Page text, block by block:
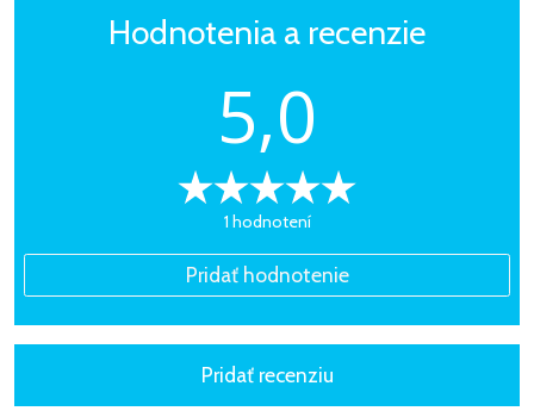
Hodnotenia a recenzie
5,0
1 hodnotení